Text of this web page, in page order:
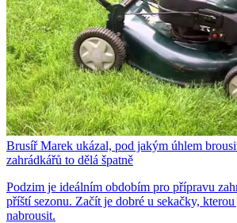
Brusíř Marek ukázal, pod jakým úhlem
zahrádkářů to dělá špatně
Podzim je ideálním obdobím pro přípravu
příští sezonu. Začít je dobré u sekačky,
nabrousit.